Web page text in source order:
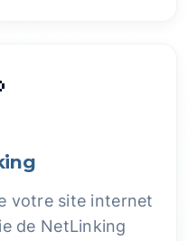
votre site internet
de NetLinking